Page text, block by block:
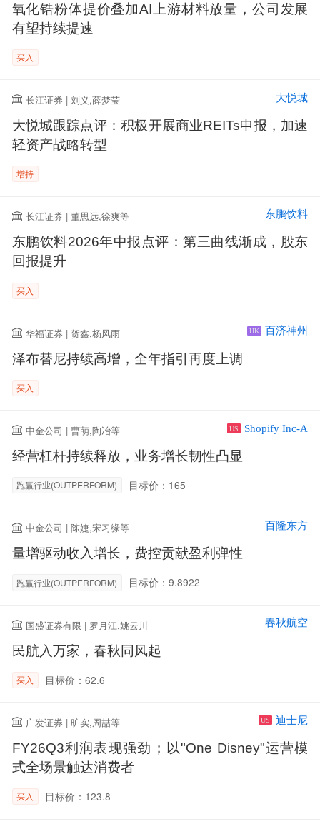
氧化锆粉体提价叠加AI上游材料放量，公司发展
有望持续提速
买入
长江证券 | 刘义,薛梦莹 大悦城
大悦城跟踪点评：积极开展商业REITs申报，加速
轻资产战略转型
增持
长江证券 | 董思远,徐爽等 东鹏饮料
东鹏饮料2026年中报点评：第三曲线渐成，股东
回报提升
买入
华福证券 | 贺鑫,杨风雨 HK 百济神州
泽布替尼持续高增，全年指引再度上调
买入
中金公司 | 曹萌,陶冶等 US Shopify Inc-A
经营杠杆持续释放，业务增长韧性凸显
跑赢行业(OUTPERFORM) 目标价：165
中金公司 | 陈婕,宋习缘等 百隆东方
量增驱动收入增长，费控贡献盈利弹性
跑赢行业(OUTPERFORM) 目标价：9.8922
国盛证券有限 | 罗月江,姚云川 春秋航空
民航入万家，春秋同风起
买入 目标价：62.6
广发证券 | 旷实,周喆等 US 迪士尼
FY26Q3利润表现强劲；以"One Disney"运营模
式全场景触达消费者
买入 目标价：123.8